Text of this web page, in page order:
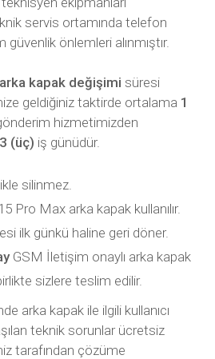
servis ortamında telefon
güvenlik önlemleri alınmıştır.
kapak değişimi süresi
geldiğiniz taktirde ortalama 1
hizmetimizden
3 (üç) iş günüdür.
silinmez.
Pro Max arka kapak kullanılır.
ilk günkü haline geri döner.
GSM İletişim onaylı arka kapak
sizlere teslim edilir.
arka kapak ile ilgili kullanıcı
teknik sorunlar ücretsiz
tarafından çözüme